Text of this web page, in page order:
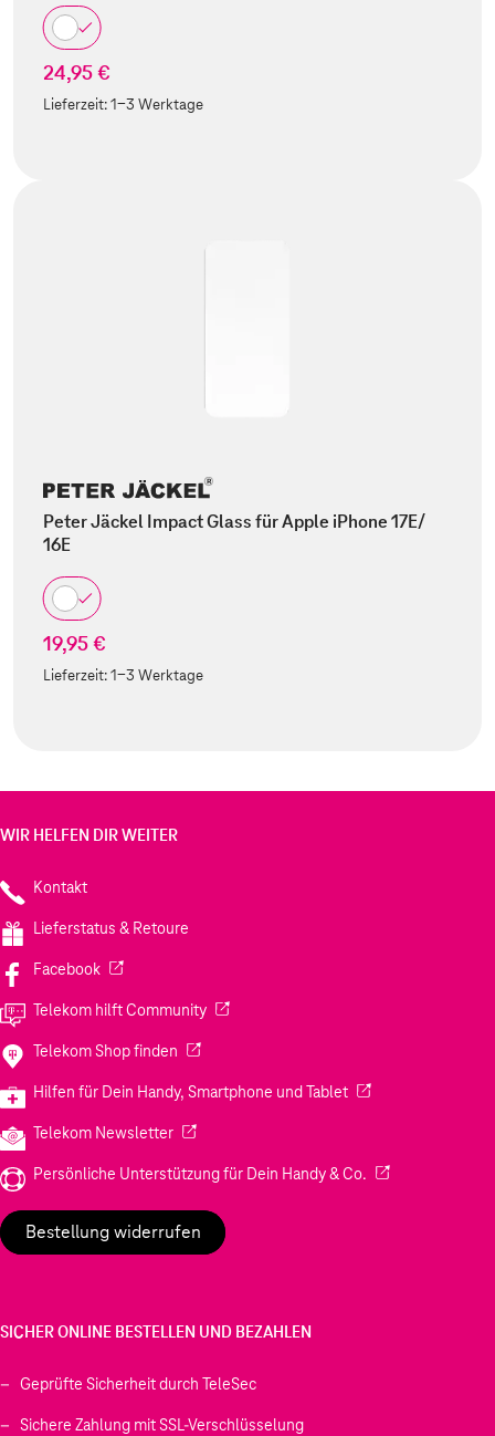
24,95 €
Lieferzeit:1-3 Werktage
Peter Jäckel Impact Glass für Apple iPhone 17E/
16E
19,95 €
Lieferzeit:1-3 Werktage
WIR HELFEN DIR WEITER
Kontakt
Lieferstatus & Retoure
Facebook(Wird in einem neuen Tab geöffnet)
Telekom hilft Community(Wird in einem neuen Tab geöffnet)
Telekom Shop finden (Wird in einem neuen Tab geöffnet)
Hilfen für Dein Handy, Smartphone und Tablet(Wird in einem
Telekom Newsletter(Wird in einem neuen Tab geöffnet)
Persönliche Unterstützung für Dein Handy & Co. (Wird in einem
Bestellung widerrufen
SICHER ONLINE BESTELLEN UND BEZAHLEN
Geprüfte Sicherheit durch TeleSec
Sichere Zahlung mit SSL-Verschlüsselung